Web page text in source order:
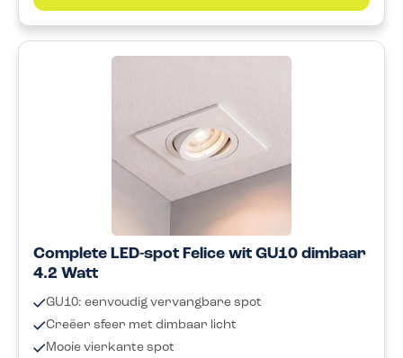
Complete LED-spot Felice wit GU10 dimbaar
4.2 Watt
GU10: eenvoudig vervangbare spot
Creëer sfeer met dimbaar licht
Mooie vierkante spot